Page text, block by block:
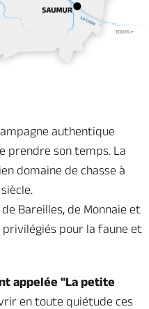
authentique
prendre son temps. La
domaine de chasse à
Bareilles, de Monnaie et
pour la faune et
appelée "La petite
en toute quiétude ces